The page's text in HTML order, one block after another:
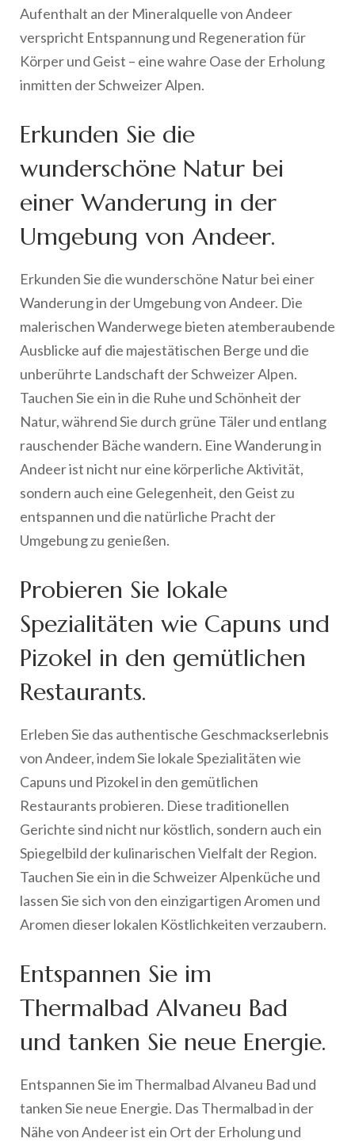
Aufenthalt an der Mineralquelle von Andeer
verspricht Entspannung und Regeneration für
Körper und Geist – eine wahre Oase der Erholung
inmitten der Schweizer Alpen.
Erkunden Sie die
wunderschöne Natur bei
einer Wanderung in der
Umgebung von Andeer.
Erkunden Sie die wunderschöne Natur bei einer
Wanderung in der Umgebung von Andeer. Die
malerischen Wanderwege bieten atemberaubende
Ausblicke auf die majestätischen Berge und die
unberührte Landschaft der Schweizer Alpen.
Tauchen Sie ein in die Ruhe und Schönheit der
Natur, während Sie durch grüne Täler und entlang
rauschender Bäche wandern. Eine Wanderung in
Andeer ist nicht nur eine körperliche Aktivität,
sondern auch eine Gelegenheit, den Geist zu
entspannen und die natürliche Pracht der
Umgebung zu genießen.
Probieren Sie lokale
Spezialitäten wie Capuns und
Pizokel in den gemütlichen
Restaurants.
Erleben Sie das authentische Geschmackserlebnis
von Andeer, indem Sie lokale Spezialitäten wie
Capuns und Pizokel in den gemütlichen
Restaurants probieren. Diese traditionellen
Gerichte sind nicht nur köstlich, sondern auch ein
Spiegelbild der kulinarischen Vielfalt der Region.
Tauchen Sie ein in die Schweizer Alpenküche und
lassen Sie sich von den einzigartigen Aromen und
Aromen dieser lokalen Köstlichkeiten verzaubern.
Entspannen Sie im
Thermalbad Alvaneu Bad
und tanken Sie neue Energie.
Entspannen Sie im Thermalbad Alvaneu Bad und
tanken Sie neue Energie. Das Thermalbad in der
Nähe von Andeer ist ein Ort der Erholung und